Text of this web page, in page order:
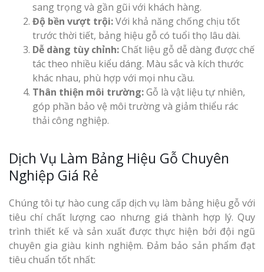
sang trọng và gần gũi với khách hàng.
Độ bền vượt trội:Với khả năng chống chịu tốt
trước thời tiết, bảng hiệu gỗ có tuổi thọ lâu dài.
Dễ dàng tùy chỉnh:Chất liệu gỗ dễ dàng được chế
tác theo nhiều kiểu dáng. Màu sắc và kích thước
khác nhau, phù hợp với mọi nhu cầu.
Thân thiện môi trường:Gỗ là vật liệu tự nhiên,
góp phần bảo vệ môi trường và giảm thiểu rác
thải công nghiệp.
Dịch Vụ Làm Bảng Hiệu Gỗ Chuyên
Nghiệp Giá Rẻ
Chúng tôi tự hào cung cấp dịch vụ làm bảng hiệu gỗ với
tiêu chí chất lượng cao nhưng giá thành hợp lý. Quy
trình thiết kế và sản xuất được thực hiện bởi đội ngũ
chuyên gia giàu kinh nghiệm. Đảm bảo sản phẩm đạt
tiêu chuẩn tốt nhất:
Rẻ Tại Vinh Giải Pháp
Quả
Làm Hộp
Cáo Tại Vinh Giá Rẻ
Biển Led
Làm Biển
Mica Tại Vinh Lấy